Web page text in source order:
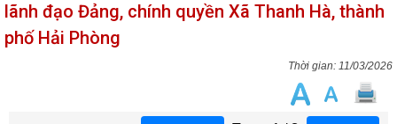
lãnh đạo Đảng, chính quyền Xã Thanh Hà, thành
phố Hải Phòng
11/03/2026